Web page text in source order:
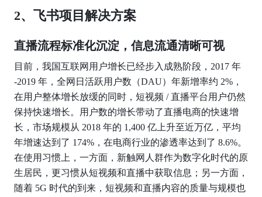
2、飞书项目解决方案
直播流程标准化沉淀，信息流通清晰可视
目前，我国互联网用户增长已经步入成熟阶段，2017 年
-2019 年，全网日活跃用户数（DAU）年新增率约 2%，
在用户整体增长放缓的同时，短视频 / 直播平台用户仍然
保持快速增长。用户数的增长带动了直播电商的快速增
长，市场规模从 2018 年的 1,400 亿上升至近万亿，平均
年增速达到了 174%，在电商行业的渗透率达到了 8.6%。
在使用习惯上，一方面，新触网人群作为数字化时代的原
生居民，更习惯从短视频和直播中获取信息；另一方面，
随着 5G 时代的到来，短视频和直播内容的质量与规模也